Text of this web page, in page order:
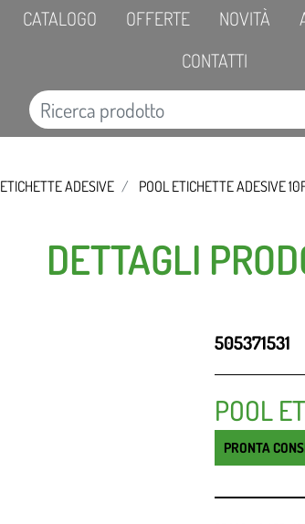
CATALOGO OFFERTE NOVITÀ
CONTATTI
ETICHETTE ADESIVE POOL ETICHETTE ADESIVE
DETTAGLI
505371531
POOL
PRONTA